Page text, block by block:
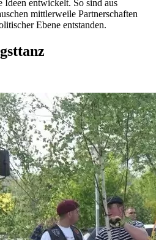
Ideen entwickelt. So sind aus
mittlerweile Partnerschaften
Ebene entstanden.